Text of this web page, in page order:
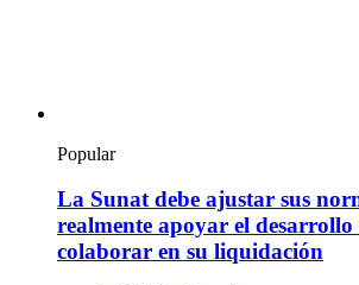
Popular
La Sunat debe ajustar sus
realmente apoyar el
colaborar en su liquidación